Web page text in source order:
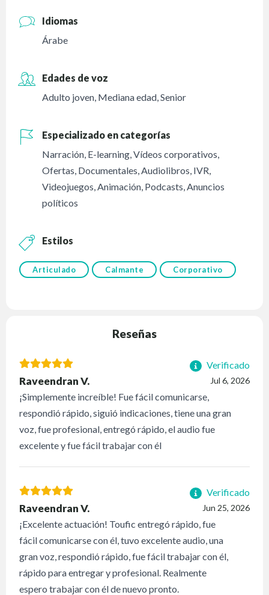
Idiomas
Árabe
Edades de voz
Adulto joven, Mediana edad,Senior
Especializado en categorías
Narración, E-learning,Vídeos corporativos,
Ofertas, Documentales,Audiolibros, IVR,
Videojuegos,Animación, Podcasts,Anuncios
políticos
Estilos
Articulado Calmante Corporativo
Reseñas
Verificado
Jul 6, 2026
Raveendran V.
¡Simplemente increíble! Fue fácil comunicarse,
respondió rápido, siguió indicaciones, tiene una gran
voz, fue profesional, entregó rápido, el audio fue
excelente y fue fácil trabajar con él
Verificado
Jun 25, 2026
Raveendran V.
¡Excelente actuación! Toufic entregó rápido, fue
fácil comunicarse con él, tuvo excelente audio, una
gran voz, respondió rápido, fue fácil trabajar con él,
rápido para entregar y profesional. Realmente
espero trabajar con él de nuevo pronto.